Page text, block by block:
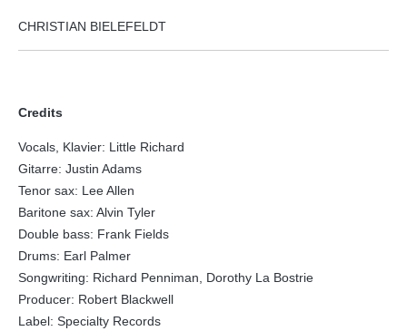
CHRISTIAN BIELEFELDT
Credits
Vocals, Klavier: Little Richard
Gitarre: Justin Adams
Tenor sax: Lee Allen
Baritone sax: Alvin Tyler
Double bass: Frank Fields
Drums: Earl Palmer
Songwriting: Richard Penniman, Dorothy La Bostrie
Producer: Robert Blackwell
Label: Specialty Records